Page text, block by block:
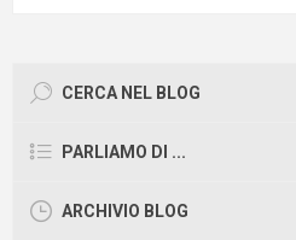
CERCA NEL BLOG
PARLIAMO DI ...
ARCHIVIO BLOG